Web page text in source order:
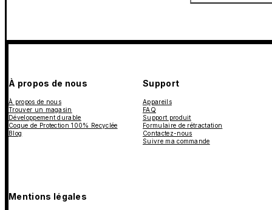
À propos de nous
À propos de nous
Trouver un magasin
Développement durable
Coque de Protection 100% Recyclée
Blog
Support
Appareils
FAQ
Support produit
Formulaire de rétractation
Contactez-nous
Suivre ma commande
Mentions légales